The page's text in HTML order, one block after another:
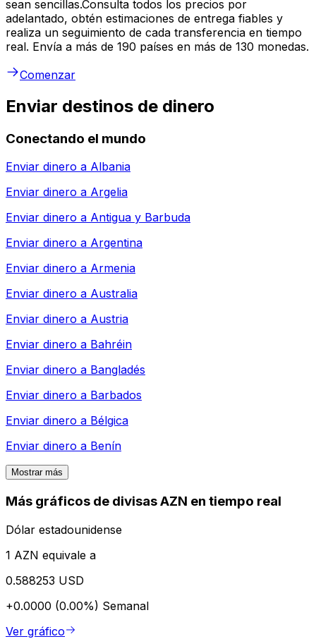
sean sencillas.Consulta todos los precios por
adelantado, obtén estimaciones de entrega fiables y
realiza un seguimiento de cada transferencia en tiempo
real. Envía a más de 190 países en más de 130 monedas.
Comenzar
Enviar destinos de dinero
Conectando el mundo
Enviar dinero a Albania
Enviar dinero a Argelia
Enviar dinero a Antigua y Barbuda
Enviar dinero a Argentina
Enviar dinero a Armenia
Enviar dinero a Australia
Enviar dinero a Austria
Enviar dinero a Bahréin
Enviar dinero a Bangladés
Enviar dinero a Barbados
Enviar dinero a Bélgica
Enviar dinero a Benín
Mostrar más
Más gráficos de divisas AZN en tiempo real
Dólar estadounidense
1 AZN equivale a
0.588253 USD
+0.0000 (0.00%) Semanal
Ver gráfico